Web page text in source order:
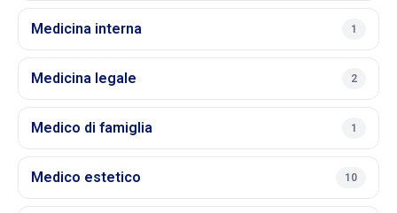
Medicina interna 1
Medicina legale 2
Medico di famiglia 1
Medico estetico 10